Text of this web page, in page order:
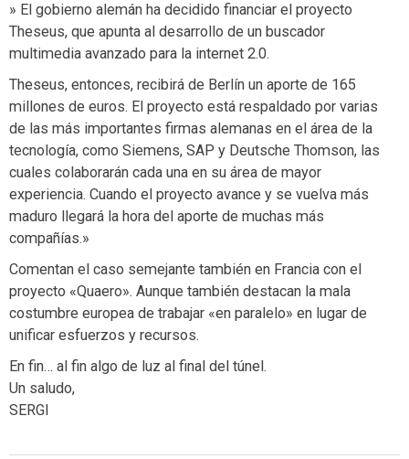
» El gobierno alemán ha decidido financiar el proyecto
Theseus, que apunta al desarrollo de un buscador
multimedia avanzado para la internet 2.0.
Theseus, entonces, recibirá de Berlín un aporte de 165
millones de euros. El proyecto está respaldado por varias
de las más importantes firmas alemanas en el área de la
tecnología, como Siemens, SAP y Deutsche Thomson, las
cuales colaborarán cada una en su área de mayor
experiencia. Cuando el proyecto avance y se vuelva más
maduro llegará la hora del aporte de muchas más
compañías.»
Comentan el caso semejante también en Francia con el
proyecto «Quaero». Aunque también destacan la mala
costumbre europea de trabajar «en paralelo» en lugar de
unificar esfuerzos y recursos.
En fin… al fin algo de luz al final del túnel.
Un saludo,
SERGI